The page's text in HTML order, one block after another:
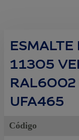
ESMALTE
11305
RAL6002
UFA465
Código